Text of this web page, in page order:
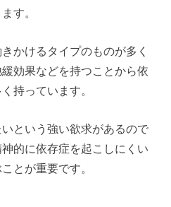
す。
かけるタイプのものが多く
効果などを持つことから依
持っています。
という強い欲求があるので
的に依存症を起こしにくい
とが重要です。